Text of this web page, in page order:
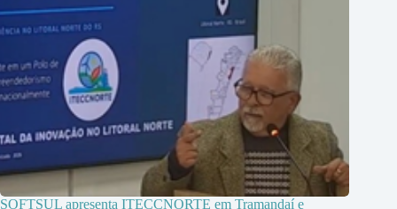
SOFTSUL apresenta ITECCNORTE em Tramandaí e